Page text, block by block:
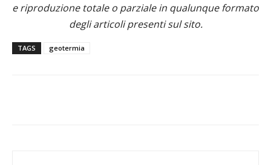
e riproduzione totale o parziale in qualunque formato
degli articoli presenti sul sito.
TAGS geotermia